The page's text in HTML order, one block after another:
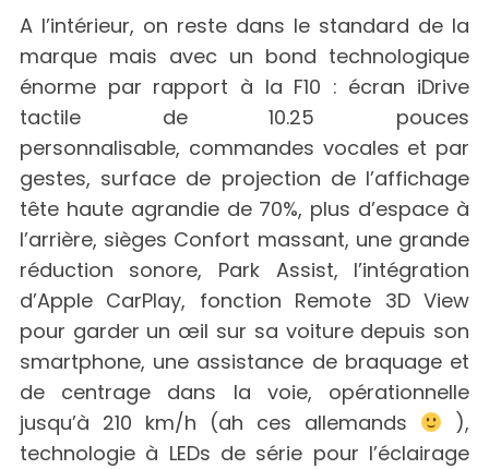
A l’intérieur, on reste dans le standard de la
marque mais avec un bond technologique
énorme par rapport à la F10 : écran iDrive
tactile de 10.25 pouces
personnalisable, commandes vocales et par
gestes, surface de projection de l’affichage
tête haute agrandie de 70%, plus d’espace à
l’arrière, sièges Confort massant, une grande
réduction sonore, Park Assist, l’intégration
d’Apple CarPlay, fonction Remote 3D View
pour garder un œil sur sa voiture depuis son
smartphone, une assistance de braquage et
de centrage dans la voie, opérationnelle
jusqu’à 210 km/h (ah ces allemands
),
technologie à LEDs de série pour l’éclairage